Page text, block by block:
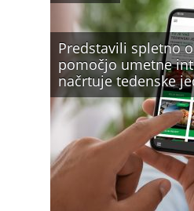
Predstavili spletno
pomočjo umetne
načrtuje tedenske